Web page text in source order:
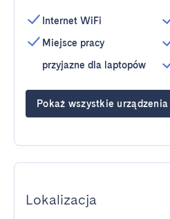
Internet WiFi
Miejsce pracy
przyjazne dla laptopów
Pokaż wszystkie urządzenia
Lokalizacja